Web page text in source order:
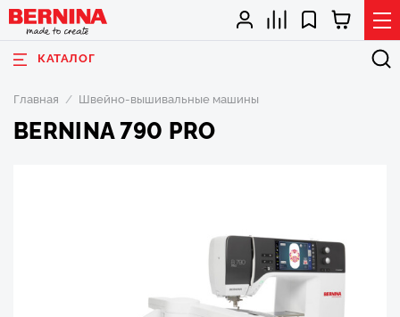
КАТАЛОГ
Главная Швейно-вышивальные машины
BERNINA 790 PRO